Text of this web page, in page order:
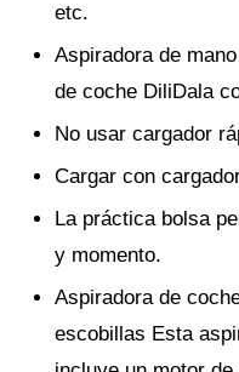
etc.
Aspiradora de
de coche DiliDala
No usar cargador
Cargar con
La práctica bolsa
y momento.
Aspiradora de
escobillas Esta